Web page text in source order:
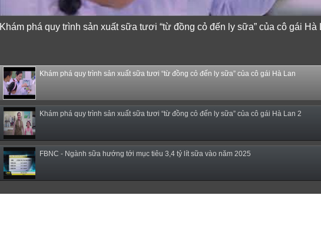
Khám phá quy trình sản xuất sữa tươi “từ đồng cỏ đến ly sữa” của cô gái Hà
Khám phá quy trình sản xuất sữa tươi “từ đồng cỏ đến ly sữa” của cô gái Hà Lan
Khám phá quy trình sản xuất sữa tươi “từ đồng cỏ đến ly sữa” của cô gái Hà Lan 2
FBNC - Ngành sữa hướng tới mục tiêu 3,4 tỷ lít sữa vào năm 2025
(VTC14) - Sữa ngoại, động vật sống sẽ được miễn thuế nhập khẩu